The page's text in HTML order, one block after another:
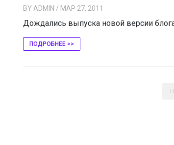
BY ADMIN / МАР 27, 2011
Дождалиcь выпуска новой версии
ПОДРОБНЕЕ >>